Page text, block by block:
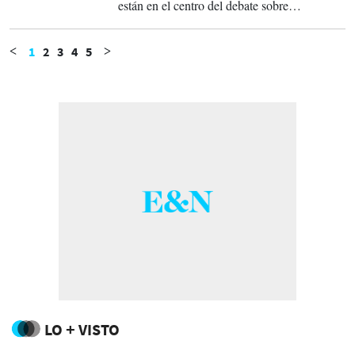
están en el centro del debate sobre
capitalismo de stakeholders, la economía
< 1 2 3 4 5 >
LO + VISTO